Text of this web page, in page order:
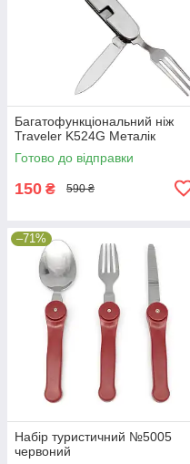
Багатофункціональний ніж
Traveler K524G Металік
Готово до відправки
150 ₴ 590 ₴
–71%
Набір туристичний №5005
червоний